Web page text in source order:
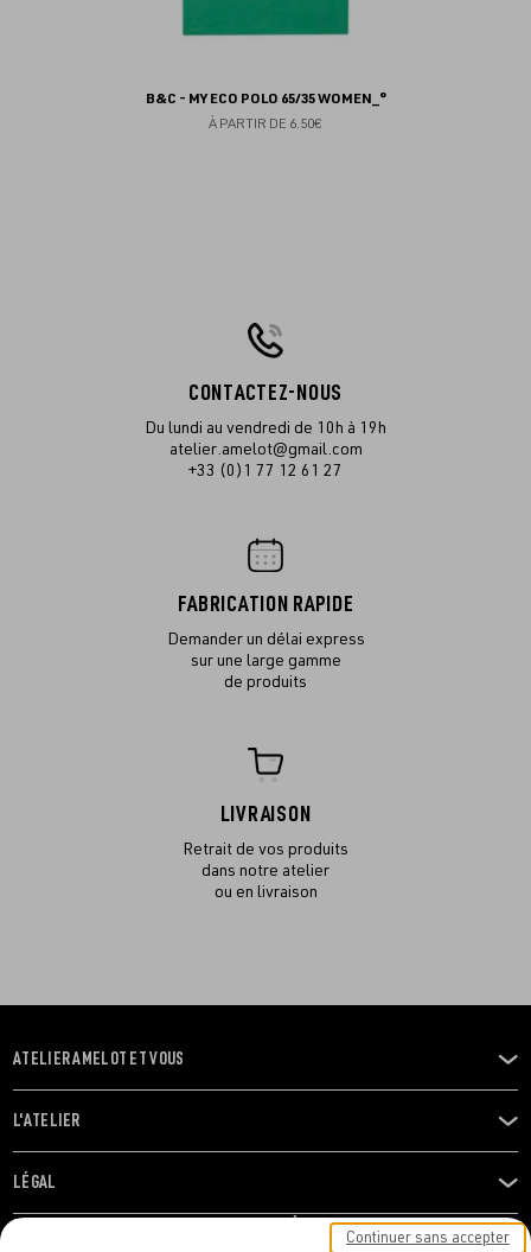
B&C - MY ECO POLO 65/35 WOMEN_°
À PARTIR DE 6.50€
CONTACTEZ-NOUS
Du lundi au vendredi de 10h à 19h
atelier.amelot@gmail.com
+33 (0)1 77 12 61 27
FABRICATION RAPIDE
Demander un délai express
sur une large gamme
de produits
LIVRAISON
Retrait de vos produits
dans notre atelier
ou en livraison
OUVRIR
LE
MENU
ATELIER AMELOT ET VOUS
OUVRIR
LE
MENU
L'ATELIER
OUVRIR
LE
LÉGAL
RESTONS EN CONTACT ! ABONNEZ-VOUS À NOTRE
Continuer sans accepter